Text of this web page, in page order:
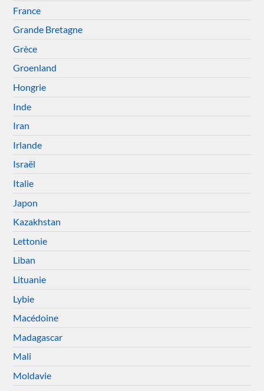
France
Grande Bretagne
Grèce
Groenland
Hongrie
Inde
Iran
Irlande
Israël
Italie
Japon
Kazakhstan
Lettonie
Liban
Lituanie
Lybie
Macédoine
Madagascar
Mali
Moldavie